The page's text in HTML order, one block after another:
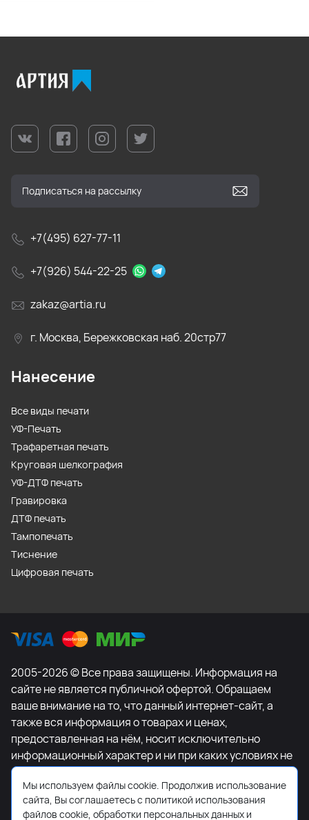
+7(495) 627-77-11
+7(926) 544-22-25
zakaz@artia.ru
г. Москва, Бережковская наб. 20стр77
Нанесение
Все виды печати
УФ-Печать
Трафаретная печать
Круговая шелкография
УФ-ДТФ печать
Гравировка
ДТФ печать
Тампопечать
Тиснение
Цифровая печать
2005-2026 © Все права защищены. Информация на
сайте не является публичной офертой. Обращаем
ваше внимание на то, что данный интернет-сайт, а
также вся информация о товарах и ценах,
предоставленная на нём, носит исключительно
информационный характер и ни при каких условиях не
является публичной офертой, определяемой
положениями Статьи 437 Гражданского кодекса
Российской Федерации. Для получения подробной
Мы используем файлы cookie. Продолжив использование
сайта, Вы соглашаетесь с политикой использования
файлов cookie, обработки персональных данных и